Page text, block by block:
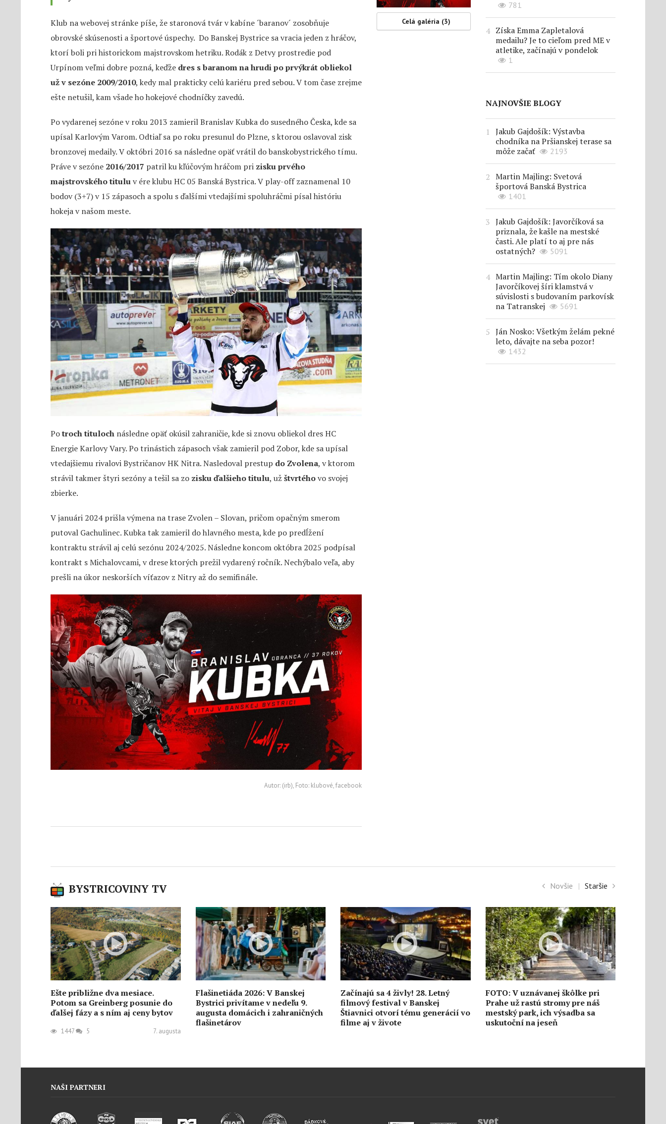
Klub na webovej stránke píše, že staronová tvár v kabíne ´baranov´ zosobňuje
obrovské skúsenosti a športové úspechy. Do Banskej Bystrice sa vracia jeden z hráčov,
ktorí boli pri historickom majstrovskom hetriku. Rodák z Detvy prostredie pod
Urpínom veľmi dobre pozná, keďže dres s baranom na hrudi po prvýkrát obliekol
už v sezóne 2009/2010, kedy mal prakticky celú kariéru pred sebou. V tom čase zrejme
ešte netušil, kam všade ho hokejové chodníčky zavedú.
Po vydarenej sezóne v roku 2013 zamieril Branislav Kubka do susedného Česka, kde sa
upísal Karlovým Varom. Odtiaľ sa po roku presunul do Plzne, s ktorou oslavoval zisk
bronzovej medaily. V októbri 2016 sa následne opäť vrátil do banskobystrického tímu.
Práve v sezóne 2016/2017 patril ku kľúčovým hráčom pri zisku prvého
majstrovského tituluv ére klubu HC 05 Banská Bystrica. V play-off zaznamenal 10
bodov (3+7) v 15 zápasoch a spolu s ďalšími vtedajšími spoluhráčmi písal históriu
hokeja v našom meste.
Potroch tituloch následne opäť okúsil zahraničie, kde si znovu obliekol dres HC
Energie Karlovy Vary. Po trinástich zápasoch však zamieril pod Zobor, kde sa upísal
vtedajšiemu rivalovi Bystričanov HK Nitra. Nasledoval prestup do Zvolena, v ktorom
strávil takmer štyri sezóny a tešil sa zo zisku ďalšieho titulu, už štvrtéhovo svojej
zbierke.
V januári 2024 prišla výmena na trase Zvolen – Slovan, pričom opačným smerom
putoval Gachulinec. Kubka tak zamieril do hlavného mesta, kde po predĺžení
kontraktu strávil aj celú sezónu 2024/2025. Následne koncom októbra 2025 podpísal
kontrakt s Michalovcami, v drese ktorých prežil vydarený ročník. Nechýbalo veľa, aby
prešli na úkor neskorších víťazov z Nitry až do semifinále.
Autor: (irb), Foto: klubové, facebook
Celá galéria (3)
781
Získa Emma Zapletalová
medailu? Je to cieľom pred ME v
atletike, začínajú v pondelok
1
NAJNOVŠIE BLOGY
Jakub Gajdošík: Výstavba
chodníka na Pršianskej terase sa
môže začať
2193
Martin Majling: Svetová
športová Banská Bystrica
1401
Jakub Gajdošík: Javorčíková sa
priznala, že kašle na mestské
časti. Ale platí to aj pre nás
ostatných?
5091
Martin Majling: Tím okolo Diany
Javorčíkovej šíri klamstvá v
súvislosti s budovaním parkovísk
na Tatranskej
5691
Ján Nosko: Všetkým želám pekné
leto, dávajte na seba pozor!
1432
BYSTRICOVINY TV Novšie | Staršie
Ešte približne dva mesiace.
Potom sa Greinberg posunie do
ďalšej fázy a s ním aj ceny bytov
1447 5 7. augusta
Flašinetiáda 2026: V Banskej
Bystrici privítame v nedeľu 9.
augusta domácich i zahraničných
flašinetárov
Začínajú sa 4 živly! 28. Letný
filmový festival v Banskej
Štiavnici otvorí tému generácií vo
filme aj v živote
FOTO: V uznávanej škôlke pri
Prahe už rastú stromy pre náš
mestský park, ich výsadba sa
uskutoční na jeseň
NAŠI PARTNERI